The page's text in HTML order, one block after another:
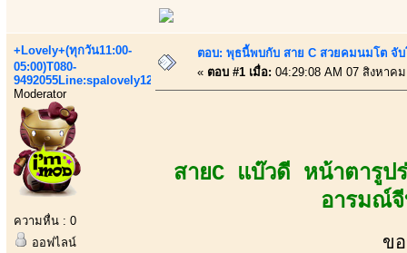
+Lovely+(ทุกวัน11:00-
05:00)T080-
9492055Line:spalovely123
Moderator
ความหื่น : 0
ออฟไลน์
ตอบ: พุธนี้พบกับ สาย C สวยคมนมโต จั
« ตอบ #1 เมื่อ: 04:29:08 AM 07 สิงหาค
สายC แบ๊วดี หน้าตารู
อารมณ์
ข